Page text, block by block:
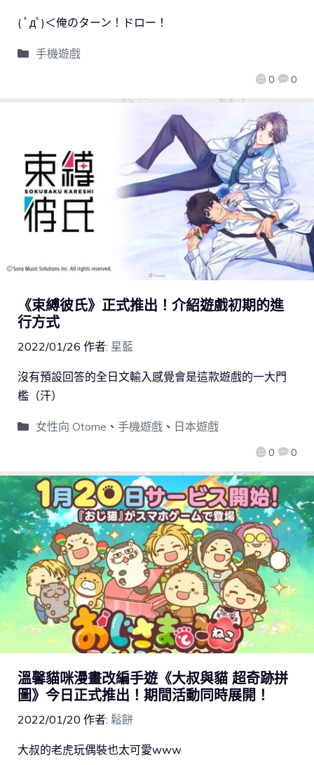
0 0
( ﾟдﾟ)＜俺のターン！ドロー！
手機遊戲
《束縛彼氏》正式推出！介紹遊戲初期的進
行方式
2022/01/26 作者: 星藍
0 0
沒有預設回答的全日文輸入感覺會是這款遊戲的一大門
檻（汗）
女性向 Otome 、 手機遊戲、 日本遊戲
溫馨貓咪漫畫改編手遊《大叔與貓 超奇跡拼
圖》今日正式推出！期間活動同時展開！
2022/01/20 作者: 鬆餅
大叔的老虎玩偶裝也太可愛www